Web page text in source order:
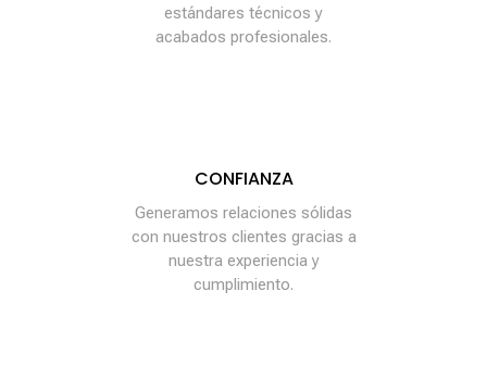
estándares técnicos y
acabados profesionales.
CONFIANZA
Generamos relaciones sólidas
con nuestros clientes gracias a
nuestra experiencia y
cumplimiento.